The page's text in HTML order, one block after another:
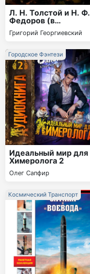
Л. H. Толстой и Н. Ф.
Федоров (в
сокращении)
Григорий Георгиевский
Идеальный мир для
Химеролога 2
Олег Сапфир
Городское Фэнтези
Космический Транспорт